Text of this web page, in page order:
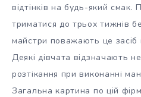
відтінків на будь-який смак.
триматися до трьох тижнів
майстри поважають це засіб
Деякі дівчата відзначають
розтікання при виконанні
Загальна картина по цій